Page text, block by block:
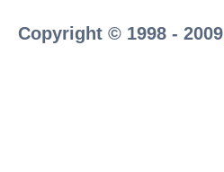
Copyright © 1998 - 2009